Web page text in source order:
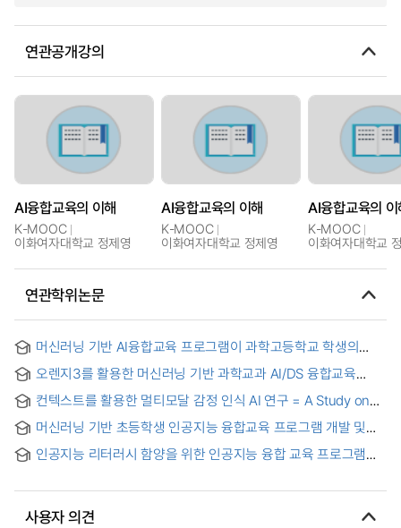
연관공개강의
AI융합교육의 이해
K-MOOC
이화여자대학교 정제영
AI융합교육의 이해
K-MOOC
이화여자대학교 정제영
AI융합교육의
K-MOOC
이화여자대학교
연관학위논문
머신러닝 기반 AI융합교육 프로그램이 과학고등학교 학생의
of Machine Learning-Based AI Convergence Education
Program on AI Competency and Data Literacy of Science
High School Students
오렌지3를 활용한 머신러닝 기반 과학교과 AI/DS 융합교육
컨텍스트를 활용한 멀티모달 감정 인식 AI 연구 = A Study on
머신러닝 기반 초등학생 인공지능 융합교육 프로그램 개발 및
Application of Artificial Intelligence Convergence Education
Machine Learning : Focusing on 3rd Graders in Elementary
School
인공지능 리터러시 함양을 위한 인공지능 융합 교육 프로그램
사용자 의견